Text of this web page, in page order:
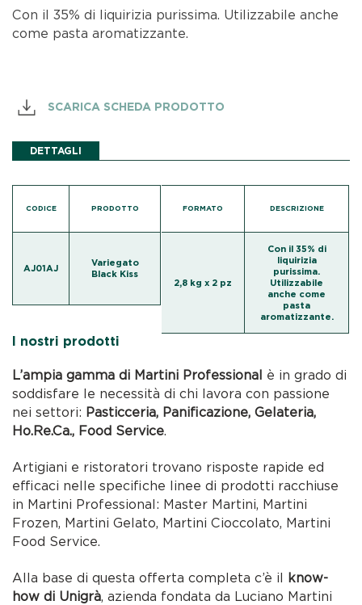
Con il 35% di liquirizia purissima. Utilizzabile anche
come pasta aromatizzante.
SCARICA SCHEDA PRODOTTO
DETTAGLI
CODICE PRODOTTO
AJ01AJ
Variegato
Black Kiss
FORMATO DESCRIZIONE
2,8 kg x 2 pz
Con il 35% di
liquirizia
purissima.
Utilizzabile
anche come
pasta
aromatizzante.
I nostri prodotti
L’ampia gamma di Martini Professional è in grado di
soddisfare le necessità di chi lavora con passione
nei settori: Pasticceria, Panificazione, Gelateria,
Ho.Re.Ca., Food Service.
Artigiani e ristoratori trovano risposte rapide ed
efficaci nelle specifiche linee di prodotti racchiuse
in Martini Professional: Master Martini, Martini
Frozen, Martini Gelato, Martini Cioccolato, Martini
Food Service.
Alla base di questa offerta completa c’è il know-
how di Unigrà, azienda fondata da Luciano Martini